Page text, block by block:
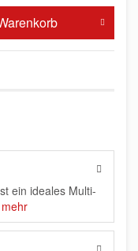
ein ideales Multi-
mehr